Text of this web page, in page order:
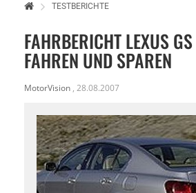
TESTBERICHTE
FAHRBERICHT LEXUS
FAHREN UND SPAREN
MotorVision , 28.08.2007